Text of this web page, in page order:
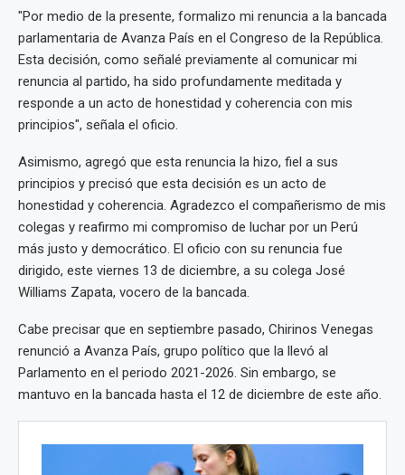
"Por medio de la presente, formalizo mi renuncia a la bancada
parlamentaria de Avanza País en el Congreso de la República.
Esta decisión, como señalé previamente al comunicar mi
renuncia al partido, ha sido profundamente meditada y
responde a un acto de honestidad y coherencia con mis
principios", señala el oficio.
Asimismo, agregó que esta renuncia la hizo, fiel a sus
principios y precisó que esta decisión es un acto de
honestidad y coherencia. Agradezco el compañerismo de mis
colegas y reafirmo mi compromiso de luchar por un Perú
más justo y democrático. El oficio con su renuncia fue
dirigido, este viernes 13 de diciembre, a su colega José
Williams Zapata, vocero de la bancada.
Cabe precisar que en septiembre pasado, Chirinos Venegas
renunció a Avanza País, grupo político que la llevó al
Parlamento en el periodo 2021-2026. Sin embargo, se
mantuvo en la bancada hasta el 12 de diciembre de este año.